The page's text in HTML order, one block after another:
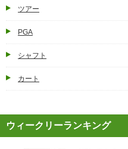
ツアー
PGA
シャフト
カート
ウィークリーランキング